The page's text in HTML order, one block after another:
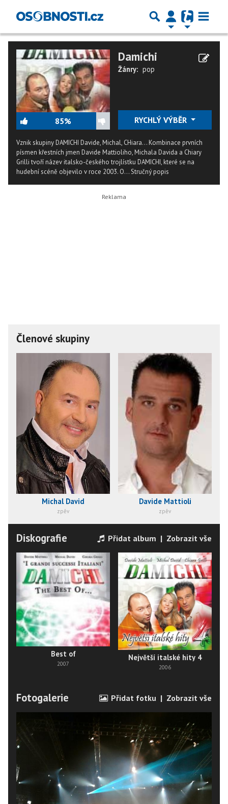
85%
Damichi
Žánry: pop
RYCHLÝ VÝBĚR
Vznik skupiny DAMICHI Davide, Michal, CHiara... Kombinace prvních
písmen křestních jmen Davide Mattioliho, Michala Davida a Chiary
Grilli tvoří název italsko-českého trojlístku DAMICHI, které se na
hudební scéně objevilo v roce 2003. O...Stručný popis
Členové skupiny
Michal David
zpěv
Davide Mattioli
zpěv
Diskografie Přidat album | Zobrazit vše
Best of
2007
Největší italské hity 4
2006
Fotogalerie Přidat fotku | Zobrazit vše